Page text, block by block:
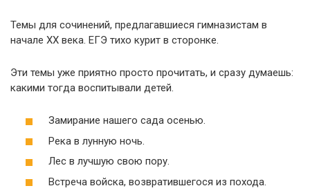
Темы для сочинений, предлагавшиеся гимназистам в
начале XX века. ЕГЭ тихо курит в сторонке.
Эти темы уже приятно просто прочитать, и сразу думаешь:
какими тогда воспитывали детей.
Замирание нашего сада осенью.
Река в лунную ночь.
Лес в лучшую свою пору.
Встреча войска, возвратившегося из похода.